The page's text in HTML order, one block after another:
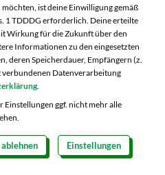
– 20:00 Uhr
– 20:00 Uhr
– 20:00 Uhr
– 20:00 Uhr
– 20:00 Uhr
Datenschutz
Impressum
ist deine Einwilligung gemäß
1 TDDDG erforderlich. Deine erteilte
Wirkung für die Zukunft über den
Informationen zu den eingesetzten
deren Speicherdauer, Empfängern (z.
Datenverarbeitung
.
Einstellungen ggf. nicht mehr alle
Einstellungen